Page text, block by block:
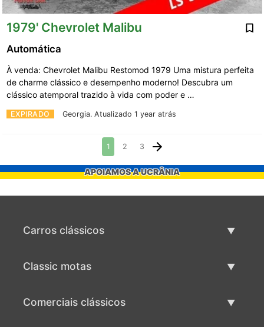
1979' Chevrolet Malibu
EXPIRADO Georgia. Atualizado 1 year atrás
Automática
À venda: Chevrolet Malibu Restomod 1979 Uma mistura perfeita
de charme clássico e desempenho moderno! Descubra um
clássico atemporal trazido à vida com poder e …
1 2 3
APOIAMOS A UCRÂNIA
Carros clássicos
Classic motas
Comerciais clássicos